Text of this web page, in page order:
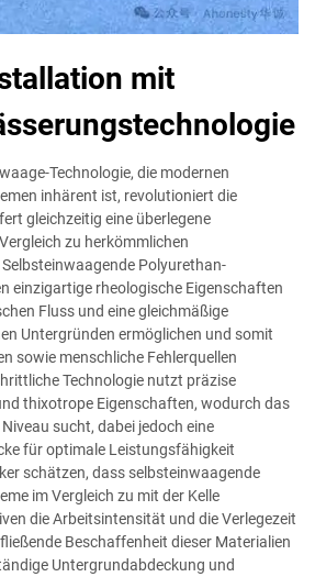
mit
Technologie, die modernen
inhärent ist, revolutioniert die
gleichzeitig eine überlegene
zu herkömmlichen
Polyurethan-
einzigartige rheologische Eigenschaften
Fluss und eine gleichmäßige
Untergründen ermöglichen und somit
sowie menschliche Fehlerquellen
Technologie nutzt präzise
thixotrope Eigenschaften, wodurch das
sucht, dabei jedoch eine
für optimale Leistungsfähigkeit
schätzen, dass selbsteinwaagende
im Vergleich zu mit der Kelle
die Arbeitsintensität und die Verlegezeit
Beschaffenheit dieser Materialien
Untergrundabdeckung und